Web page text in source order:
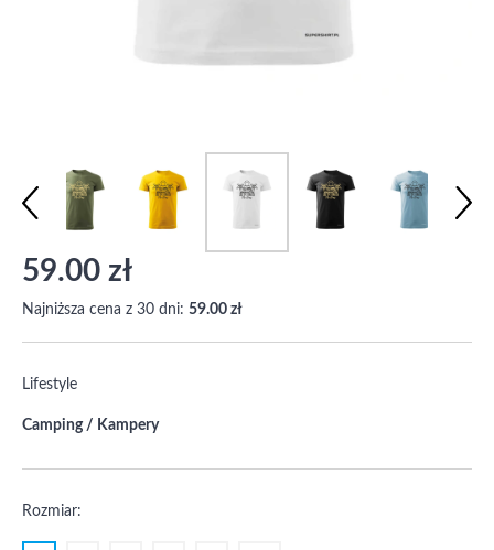
59.00 zł
Najniższa cena z 30 dni: 59.00 zł
Lifestyle
Camping / Kampery
Rozmiar: